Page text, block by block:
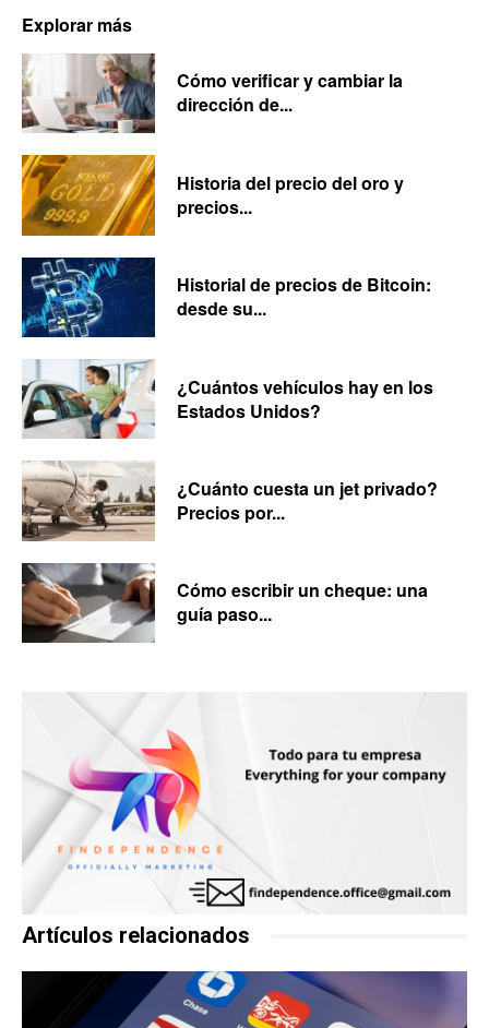
Explorar más
Cómo verificar y cambiar la
dirección de...
Historia del precio del oro y
precios...
Historial de precios de Bitcoin:
desde su...
¿Cuántos vehículos hay en los
Estados Unidos?
¿Cuánto cuesta un jet privado?
Precios por...
Cómo escribir un cheque: una
guía paso...
Artículos relacionados